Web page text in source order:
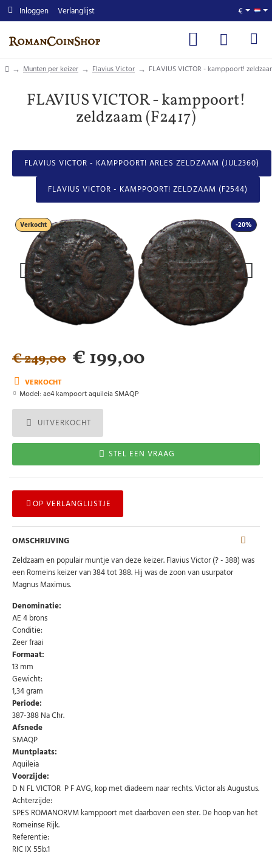
Schrijf u in voor onze gratis nieuwsbrief en ontvang
wekelijks een overzicht van de nieuwste munten en
Inloggen Verlanglijst €
homeMunten per keizer Flavius Victor FLAVIUS VICTOR - kamppoort!
FLAVIUS VICTOR - kamppoort!
zeldzaam (F2417)
FLAVIUS VICTOR - KAMPPOORT! ARLES ZELDZAAM (JUL2360)
FLAVIUS VICTOR - KAMPPOORT! ZELDZAAM (F2544)
-20%
Verkocht
VERKOCHT
Model: ae4 kampoort aquileia SMAQP
€ 199,00
€ 249,00
UITVERKOCHT
STEL EEN VRAAG
OP VERLANGLIJSTJE
OMSCHRIJVING
Zeldzaam en populair muntje van deze keizer. Flavius Victor (? - 388) was
een Romeins keizer van 384 tot 388. Hij was de zoon van usurpator
Magnus Maximus.
Denominatie:
AE 4 brons
Conditie:
Zeer fraai
Formaat:
13 mm
Gewicht:
1,34 gram
Periode:
387-388 Na Chr.
Afsnede
SMAQP
Muntplaats:
Aquileia
Voorzijde:
D N FL VICTOR P F AVG, kop met diadeem naar rechts. Victor als Augustus.
Achterzijde:
SPES ROMANORVM kamppoort met daarboven een ster. De hoop van het
Romeinse Rijk.
Referentie:
RIC IX 55b.1